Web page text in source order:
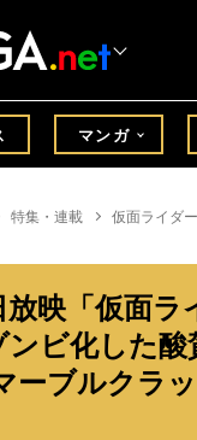
マンガ
特集・連載 仮面ライダ
放映「仮面
ンビ化した
ーブルクラ